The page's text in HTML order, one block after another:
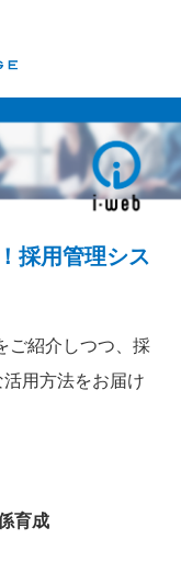
採用管理シス
ご紹介しつつ、採
用方法をお届け
育成